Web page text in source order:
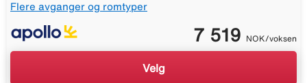
Flere avganger og romtyper
7 519 NOK/voksen
Velg